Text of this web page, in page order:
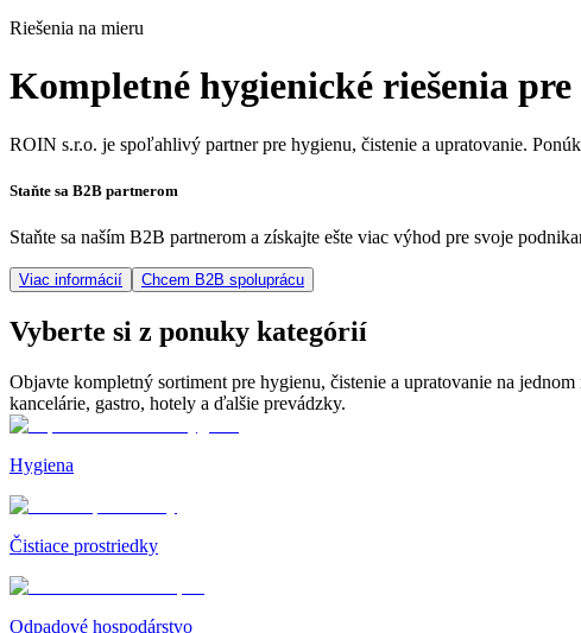
Riešenia na mieru
Kompletné hygienické riešenia
ROIN s.r.o. je spoľahlivý partner pre hygienu, čistenie a upratovanie.
Staňte sa B2B partnerom
Staňte sa naším B2B partnerom a získajte ešte viac výhod pre svoje
Viac informácií Chcem B2B spoluprácu
Vyberte si z ponuky kategórií
Objavte kompletný sortiment pre hygienu, čistenie a upratovanie na
kancelárie, gastro, hotely a ďalšie prevádzky.
Hygiena
Čistiace prostriedky
Odpadové hospodárstvo